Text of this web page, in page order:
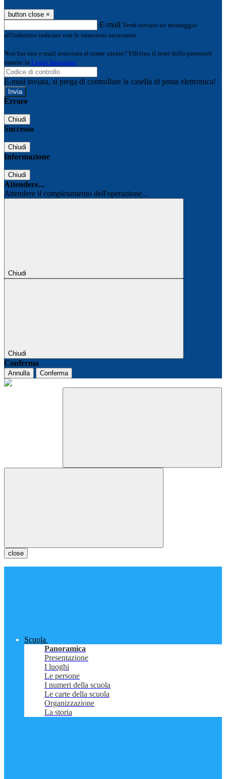
button close ×
E-mail Verrà inviato un messaggio
all'indirizzo indicato con le istruzioni necessarie.
Non hai una e-mail associata al nome utente? Effettua il reset della password
tramite la Login Spaggiari
E-mail inviata, si prega di controllare la casella di posta elettronica!
Errore
Chiudi
Successo
Chiudi
Informazione
Chiudi
Attendere...
Attendere il completamento dell'operazione...
Chiudi
Chiudi
Conferma
Annulla Conferma
close
Scuola
Panoramica
Presentazione
I luoghi
Le persone
I numeri della scuola
Le carte della scuola
Organizzazione
La storia